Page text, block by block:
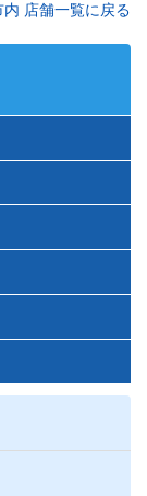
店舗一覧に戻る